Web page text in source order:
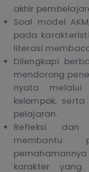
akhir
Soal model
pada
literasi
Dilengkapi
mendorong
nyata melalui
kelompok,
pelajaran.
Refleksi dan
membantu
karakter